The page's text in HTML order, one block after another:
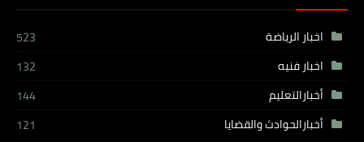
اخبار الرياضة
523
اخبار فنيه
132
أخبارالتعليم
144
أخبارالحوادث والقضايا
121